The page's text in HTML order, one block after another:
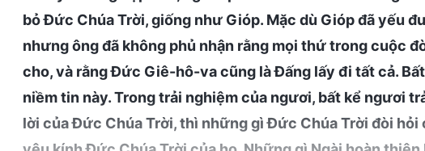
bỏ Đức Chúa Trời, giống như Gióp. Mặc dù Gióp đã yếu
nhưng ông đã không phủ nhận rằng mọi thứ trong cuộc
cho, và rằng Đức Giê-hô-va cũng là Đấng lấy đi tất cả.
niềm tin này. Trong trải nghiệm của ngươi, bất kể ngươi
lời của Đức Chúa Trời, thì những gì Đức Chúa Trời đòi hỏi